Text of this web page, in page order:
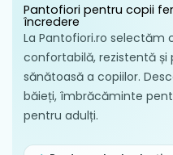
Pantofiori pentru copii
încredere
La Pantofiori.ro
confortabilă, rezistentă
sănătoasă a copiilor.
băieți, îmbrăcăminte
pentru adulți.